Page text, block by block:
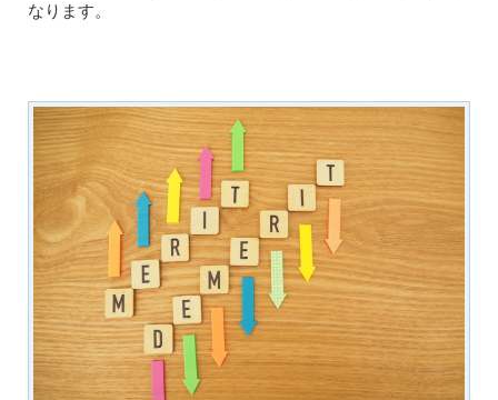
なります。